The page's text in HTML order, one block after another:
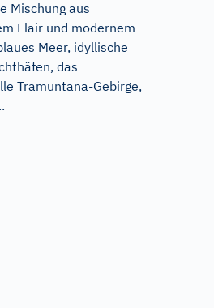
Mischung aus
Flair und modernem
Meer, idyllische
das
Tramuntana-Gebirge,